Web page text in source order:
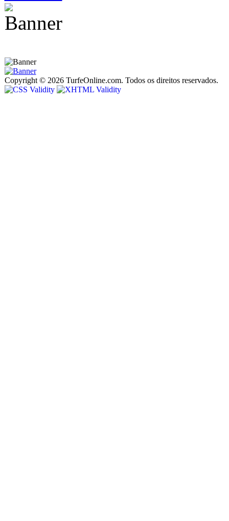
Copyright © 2026 TurfeOnline.com. Todos os direitos reservados.